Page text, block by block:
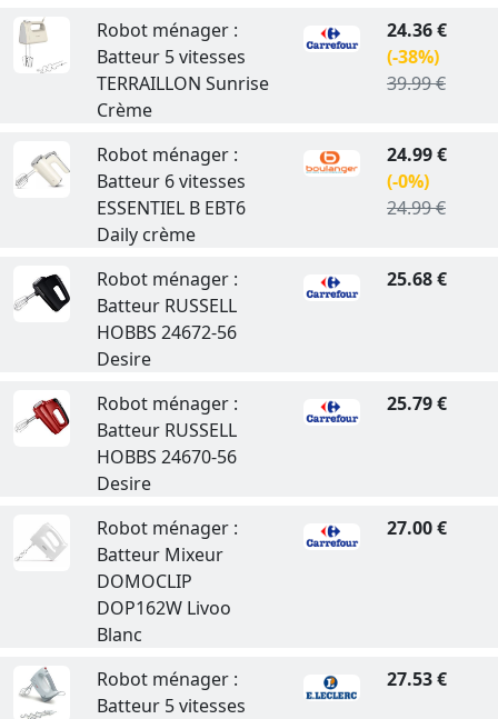
Robot ménager :
Batteur 5 vitesses
TERRAILLON Sunrise
Crème
24.36 €
(-38%)
39.99 €
Robot ménager :
Batteur 6 vitesses
ESSENTIEL B EBT6
Daily crème
24.99 €
(-0%)
24.99 €
Robot ménager :
Batteur RUSSELL
HOBBS 24672-56
Desire
25.68 €
Robot ménager :
Batteur RUSSELL
HOBBS 24670-56
Desire
25.79 €
Robot ménager :
Batteur Mixeur
DOMOCLIP
DOP162W Livoo
Blanc
27.00 €
Robot ménager :
Batteur 5 vitesses
27.53 €